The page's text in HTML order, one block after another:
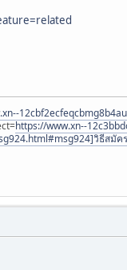
https://www.xn--
วิธีสมั